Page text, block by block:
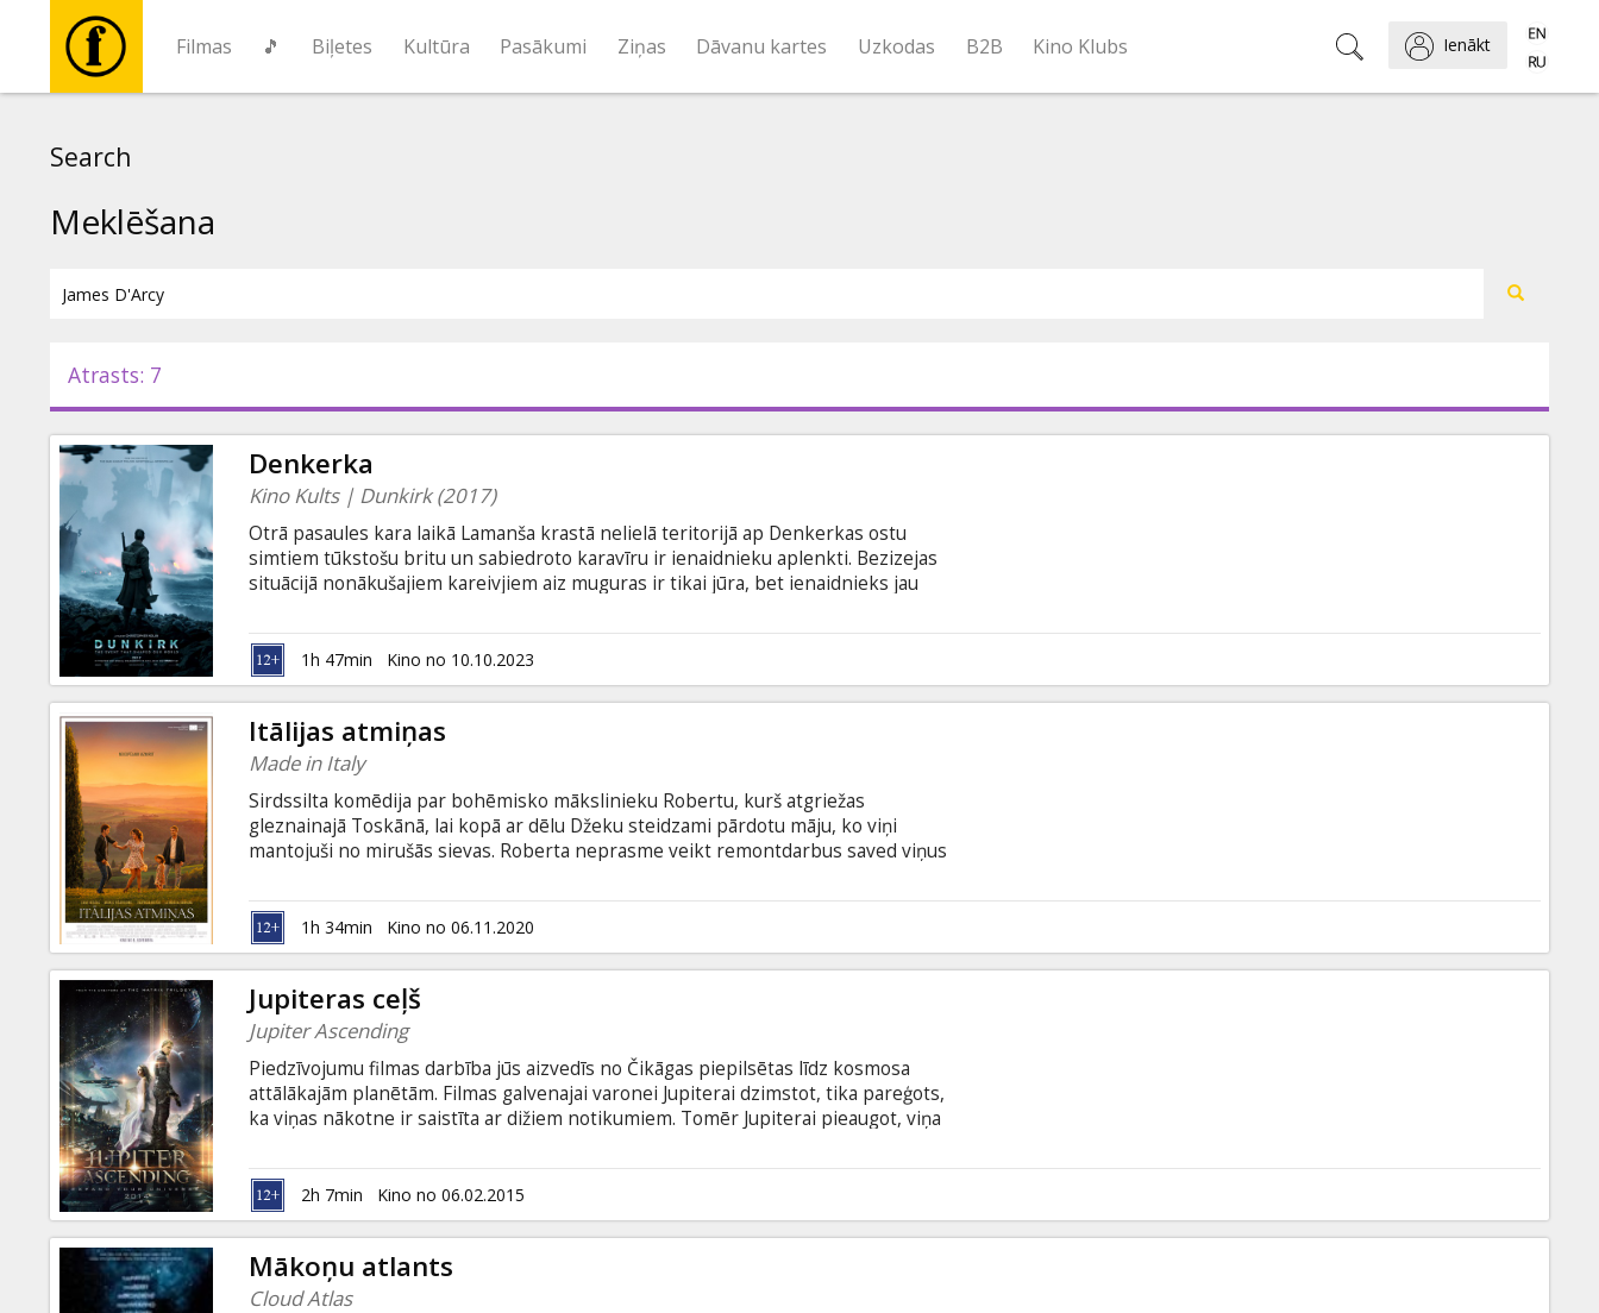
Filmas 🎵 Biļetes Kultūra Pasākumi Ziņas Dāvanu kartes Uzkodas B2B Kino Klubs Ienākt
Pasākumi
Ziņas
Dāvanu
kartes
Uzkodas
B2B
Kino
Klubs
Search
Meklēšana
Atrasts: 7
Denkerka
Kino Kults | Dunkirk (2017)
Otrā pasaules kara laikā Lamanša krastā nelielā teritorijā ap Denkerkas ostu
simtiem tūkstošu britu un sabiedroto karavīru ir ienaidnieku aplenkti. Bezizejas
situācijā nonākušajiem kareivjiem aiz muguras ir tikai jūra, bet ienaidnieks jau
("Starp zvaigznēm", "Pirmsākums", triloģija "Tumšais bruņinieks"), piedalās spožs
aktieru ansamblis – Toms Hārdijs, Marks Railenss, Kenets Branags, Kilians Mērfijs
un citi. Filma angļu valodā ar subtitriem latviešu un krievu valodā.
1h 47min Kino no 10.10.2023
Itālijas atmiņas
Made in Italy
Sirdssilta komēdija par bohēmisko mākslinieku Robertu, kurš atgriežas
gleznainajā Toskānā, lai kopā ar dēlu Džeku steidzami pārdotu māju, ko viņi
mantojuši no mirušās sievas. Roberta neprasme veikt remontdarbus saved viņus
atgādina zudušās atmiņas par laimīgākiem laikiem kopā ar māti. Kopīgi atjaunojot
villu līdz tās iepriekšējai spozmei, uzlabojas arī iepriekš atsvešinātās Roberta un
Džeka savstarpējās attiecības. Filma angļu valodā ar subtitriem latviešu un krievu
valodā.
1h 34min Kino no 06.11.2020
Jupiteras ceļš
Jupiter Ascending
Piedzīvojumu filmas darbība jūs aizvedīs no Čikāgas piepilsētas līdz kosmosa
attālākajām planētām. Filmas galvenajai varonei Jupiterai dzimstot, tika pareģots,
ka viņas nākotne ir saistīta ar dižiem notikumiem. Tomēr Jupiterai pieaugot, viņa
izbijis starpplanētu kareivis Keins izglābj Jupiteru no slepkavu uzbrukuma.
Sastopot Keinu, viņa uzzina, ka viņas ģenētiskais kods paredz, ka Juipiterai ir
jākļūst par nākamo galaktikas troņa mantinieci.
2h 7min Kino no 06.02.2015
Mākoņu atlants
Cloud Atlas